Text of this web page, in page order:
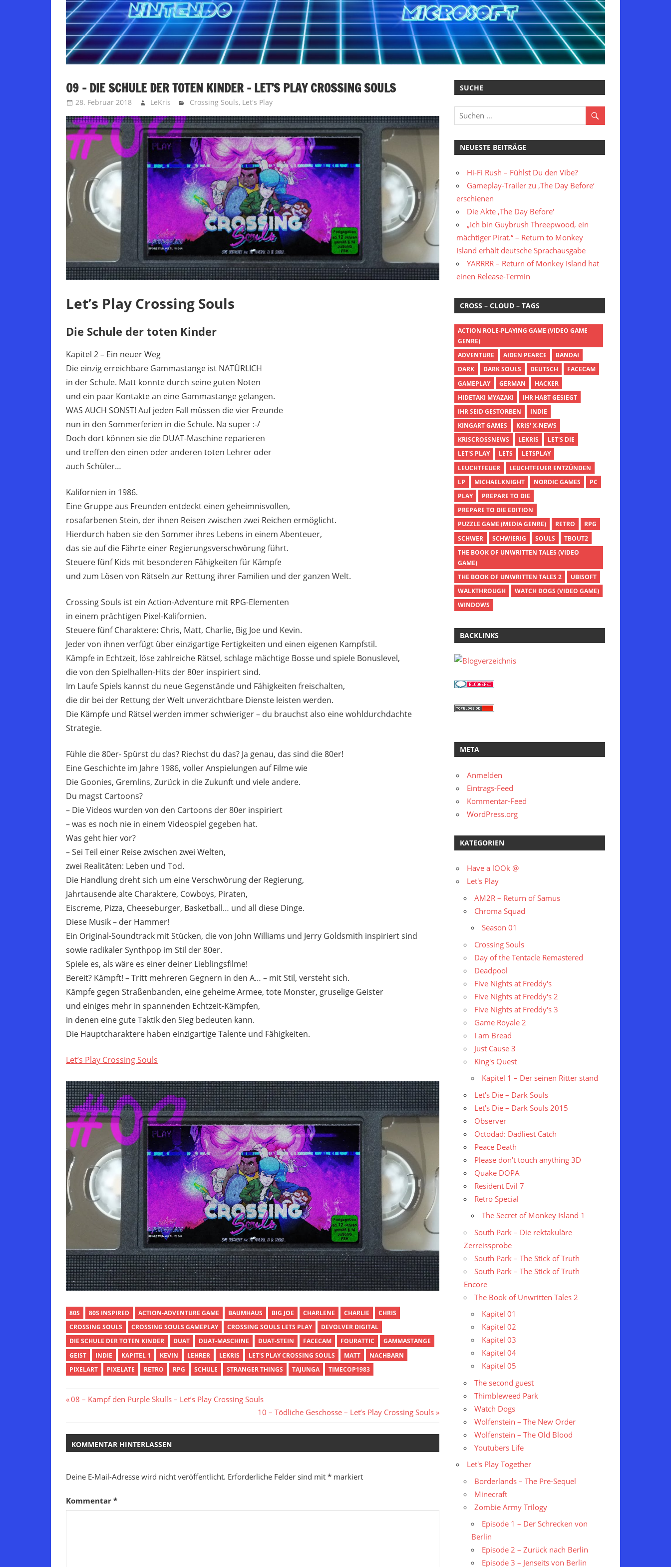
09 – DIE SCHULE DER TOTEN KINDER – LET’S PLAY CROSSING SOULS
28. Februar 2018 LeKris Crossing Souls, Let's Play
Let’s Play Crossing Souls
Die Schule der toten Kinder
Kapitel 2 – Ein neuer Weg
Die einzig erreichbare Gammastange ist NATÜRLICH
in der Schule. Matt konnte durch seine guten Noten
und ein paar Kontakte an eine Gammastange gelangen.
WAS AUCH SONST! Auf jeden Fall müssen die vier Freunde
nun in den Sommerferien in die Schule. Na super :-/
Doch dort können sie die DUAT-Maschine reparieren
und treffen den einen oder anderen toten Lehrer oder
auch Schüler…
Kalifornien in 1986.
Eine Gruppe aus Freunden entdeckt einen geheimnisvollen,
rosafarbenen Stein, der ihnen Reisen zwischen zwei Reichen ermöglicht.
Hierdurch haben sie den Sommer ihres Lebens in einem Abenteuer,
das sie auf die Fährte einer Regierungsverschwörung führt.
Steuere fünf Kids mit besonderen Fähigkeiten für Kämpfe
und zum Lösen von Rätseln zur Rettung ihrer Familien und der ganzen Welt.
Crossing Souls ist ein Action-Adventure mit RPG-Elementen
in einem prächtigen Pixel-Kalifornien.
Steuere fünf Charaktere: Chris, Matt, Charlie, Big Joe und Kevin.
Jeder von ihnen verfügt über einzigartige Fertigkeiten und einen eigenen Kampfstil.
Kämpfe in Echtzeit, löse zahlreiche Rätsel, schlage mächtige Bosse und spiele Bonuslevel,
die von den Spielhallen-Hits der 80er inspiriert sind.
Im Laufe Spiels kannst du neue Gegenstände und Fähigkeiten freischalten,
die dir bei der Rettung der Welt unverzichtbare Dienste leisten werden.
Die Kämpfe und Rätsel werden immer schwieriger – du brauchst also eine wohldurchdachte
Strategie.
Fühle die 80er- Spürst du das? Riechst du das? Ja genau, das sind die 80er!
Eine Geschichte im Jahre 1986, voller Anspielungen auf Filme wie
Die Goonies, Gremlins, Zurück in die Zukunft und viele andere.
Du magst Cartoons?
– Die Videos wurden von den Cartoons der 80er inspiriert
– was es noch nie in einem Videospiel gegeben hat.
Was geht hier vor?
– Sei Teil einer Reise zwischen zwei Welten,
zwei Realitäten: Leben und Tod.
Die Handlung dreht sich um eine Verschwörung der Regierung,
Jahrtausende alte Charaktere, Cowboys, Piraten,
Eiscreme, Pizza, Cheeseburger, Basketball… und all diese Dinge.
Diese Musik – der Hammer!
Ein Original-Soundtrack mit Stücken, die von John Williams und Jerry Goldsmith inspiriert sind
sowie radikaler Synthpop im Stil der 80er.
Spiele es, als wäre es einer deiner Lieblingsfilme!
Bereit? Kämpft! – Tritt mehreren Gegnern in den A… – mit Stil, versteht sich.
Kämpfe gegen Straßenbanden, eine geheime Armee, tote Monster, gruselige Geister
und einiges mehr in spannenden Echtzeit-Kämpfen,
in denen eine gute Taktik den Sieg bedeuten kann.
Die Hauptcharaktere haben einzigartige Talente und Fähigkeiten.
Let’s Play Crossing Souls
80S 80S INSPIRED ACTION-ADVENTURE GAME BAUMHAUS BIG JOE CHARLENE CHARLIE
CHRIS
CROSSING SOULS
CROSSING SOULS GAMEPLAY CROSSING SOULS LETS PLAY
DEVOLVER DIGITAL
DIE SCHULE DER TOTEN KINDER
DUAT DUAT-MASCHINE DUAT-STEIN FACECAM FOURATTIC
GAMMASTANGE
GEIST
INDIE KAPITEL 1 KEVIN LEHRER LEKRIS LET'S PLAY CROSSING SOULS MATT
NACHBARN
PIXELART
PIXELATE RETRO RPG SCHULE STRANGER THINGS TAJUNGA TIMECOP1983
Beitragsnavigation
Vorheriger
08 – Kampf den Purple Skulls – Let’s Play Crossing Souls
Nächster
Beitrag:
10 – Tödliche Geschosse – Let’s Play Crossing Souls
KOMMENTAR HINTERLASSEN
Deine E-Mail-Adresse wird nicht veröffentlicht. Erforderliche Felder sind mit * markiert
Kommentar *
SUCHE
NEUESTE BEITRÄGE
Hi-Fi Rush – Fühlst Du den Vibe?
Gameplay-Trailer zu ‚The Day Before‘
erschienen
Die Akte ‚The Day Before‘
„Ich bin Guybrush Threepwood, ein
mächtiger Pirat.“ – Return to Monkey
Island erhält deutsche Sprachausgabe
YARRRR – Return of Monkey Island hat
einen Release-Termin
CROSS – CLOUD – TAGS
ACTION ROLE-PLAYING GAME (VIDEO GAME
GENRE)
ADVENTURE
AIDEN PEARCE
BANDAI
DARK
DARK SOULS DEUTSCH
FACECAM
GAMEPLAY
GERMAN
HACKER
HIDETAKI MYAZAKI
IHR HABT GESIEGT
IHR SEID GESTORBEN
INDIE
KINGART GAMES
KRIS' X-NEWS
KRISCROSSNEWS
LEKRIS
LET'S DIE
LET'S PLAY
LETS
LETSPLAY
LEUCHTFEUER
LEUCHTFEUER ENTZÜNDEN
LP
MICHAELKNIGHT NORDIC GAMES
PC
PLAY
PREPARE TO DIE
PREPARE TO DIE EDITION
PUZZLE GAME (MEDIA GENRE)
RETRO
RPG
SCHWER
SCHWIERIG SOULS
TBOUT2
THE BOOK OF UNWRITTEN TALES (VIDEO
GAME)
THE BOOK OF UNWRITTEN TALES 2
UBISOFT
WALKTHROUGH
WATCH DOGS (VIDEO GAME)
WINDOWS
BACKLINKS
META
Anmelden
Eintrags-Feed
Kommentar-Feed
WordPress.org
KATEGORIEN
Have a lOOk @
Let's Play
AM2R – Return of Samus
Chroma Squad
Season 01
Crossing Souls
Day of the Tentacle Remastered
Deadpool
Five Nights at Freddy's
Five Nights at Freddy's 2
Five Nights at Freddy's 3
Game Royale 2
I am Bread
Just Cause 3
King's Quest
Kapitel 1 – Der seinen Ritter stand
Let's Die – Dark Souls
Let's Die – Dark Souls 2015
Observer
Octodad: Dadliest Catch
Peace Death
Please don't touch anything 3D
Quake DOPA
Resident Evil 7
Retro Special
The Secret of Monkey Island 1
South Park – Die rektakuläre
Zerreissprobe
South Park – The Stick of Truth
South Park – The Stick of Truth
Encore
The Book of Unwritten Tales 2
Kapitel 01
Kapitel 02
Kapitel 03
Kapitel 04
Kapitel 05
The second guest
Thimbleweed Park
Watch Dogs
Wolfenstein – The New Order
Wolfenstein – The Old Blood
Youtubers Life
Let's Play Together
Borderlands – The Pre-Sequel
Minecraft
Zombie Army Trilogy
Episode 1 – Der Schrecken von
Berlin
Episode 2 – Zurück nach Berlin
Episode 3 – Jenseits von Berlin